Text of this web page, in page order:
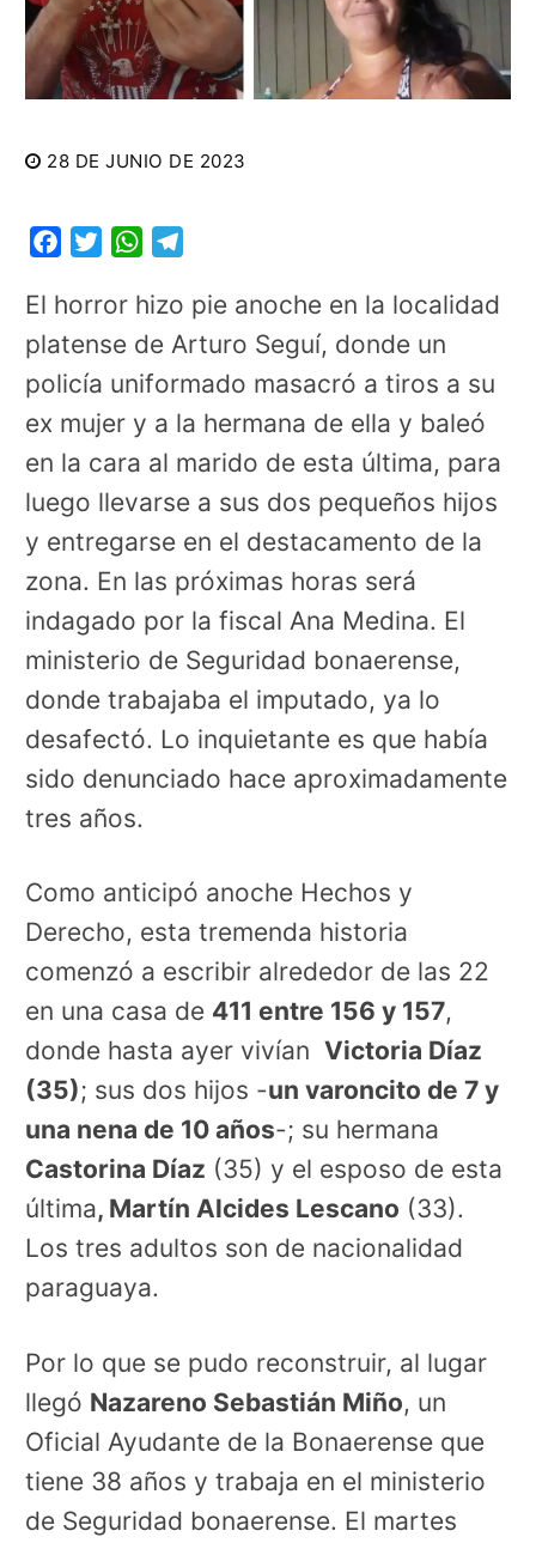
28 DE JUNIO DE 2023
FacebookTwitterWhatsApp
El horror hizo pie anoche en la localidad
platense de Arturo Seguí, donde un
policía uniformado masacró a tiros a su
ex mujer y a la hermana de ella y baleó
en la cara al marido de esta última, para
luego llevarse a sus dos pequeños hijos
y entregarse en el destacamento de la
zona. En las próximas horas será
indagado por la fiscal Ana Medina. El
ministerio de Seguridad bonaerense,
donde trabajaba el imputado, ya lo
desafectó. Lo inquietante es que había
sido denunciado hace aproximadamente
tres años.
Como anticipó anoche Hechos y
Derecho, esta tremenda historia
comenzó a escribir alrededor de las 22
en una casa de 411 entre 156 y 157,
donde hasta ayer vivían Victoria Díaz
(35); sus dos hijos -un varoncito de 7 y
una nena de 10 años-; su hermana
Castorina Díaz (35) y el esposo de esta
última, Martín Alcides Lescano (33).
Los tres adultos son de nacionalidad
paraguaya.
Por lo que se pudo reconstruir, al lugar
llegó Nazareno Sebastián Miño, un
Oficial Ayudante de la Bonaerense que
tiene 38 años y trabaja en el ministerio
de Seguridad bonaerense. El martes